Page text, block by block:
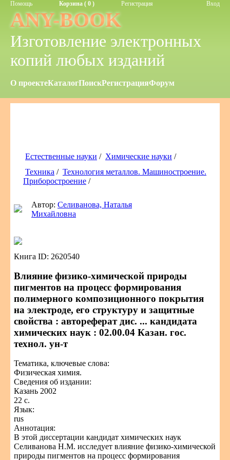
Помощь Корзина ( 0 ) Регистрация Вход
ANY-BOOK
Изготовление электронных
копий любых изданий
О проектеКаталогПоискРегистрацияФорум
Естественные науки / Химические науки /
Техника / Технология металлов. Машиностроение.
Приборостроение /
Автор:Селиванова, Наталья
Михайловна
Книга ID: 2620540
Влияние физико-химической природы
пигментов на процесс формирования
полимерного композиционного покрытия
на электроде, его структуру и защитные
свойства : автореферат дис. ... кандидата
химических наук : 02.00.04 Казан. гос.
технол. ун-т
Тематика, ключевые слова:
Физическая химия.
Сведения об издании:
Казань 2002
22 с.
Язык:
rus
Аннотация:
В этой диссертации кандидат химических наук
Селиванова Н.М. исследует влияние физико-химической
природы пигментов на процесс формирования